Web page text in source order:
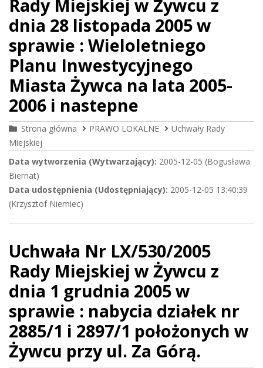
Rady Miejskiej w Żywcu z
dnia 28 listopada 2005 w
sprawie : Wieloletniego
Planu Inwestycyjnego
Miasta Żywca na lata 2005-
2006 i nastepne
Strona główna PRAWO LOKALNE
Uchwały Rady
Miejskiej
Data wytworzenia (Wytwarzający): 2005-12-05 (Bogusława
Biernat)
Data udostępnienia (Udostępniający): 2005-12-05 13:40:39
(Krzysztof Niemiec)
Uchwała Nr LX/530/2005
Rady Miejskiej w Żywcu z
dnia 1 grudnia 2005 w
sprawie : nabycia działek nr
2885/1 i 2897/1 położonych w
Żywcu przy ul. Za Górą.